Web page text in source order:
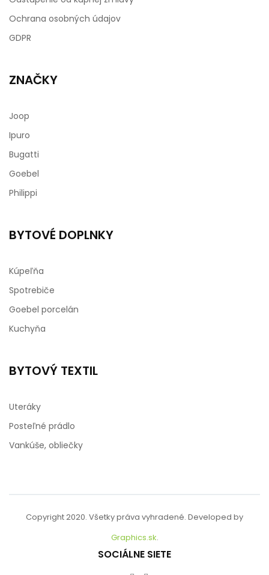
Ochrana osobných údajov
GDPR
ZNAČKY
Joop
Ipuro
Bugatti
Goebel
Philippi
BYTOVÉ DOPLNKY
Kúpeľňa
Spotrebiče
Goebel porcelán
Kuchyňa
BYTOVÝ TEXTIL
Uteráky
Posteľné prádlo
Vankúše, obliečky
Copyright 2020. Všetky práva vyhradené. Developed by
Graphics.sk.
SOCIÁLNE SIETE